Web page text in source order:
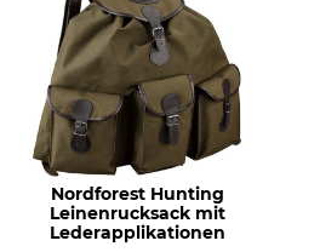
Nordforest Hunting
Leinenrucksack mit
Lederapplikationen